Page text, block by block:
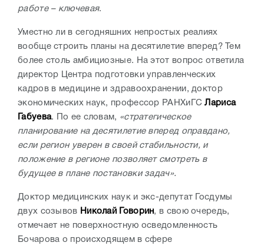
работе – ключевая.
Уместно ли в сегодняшних непростых реалиях
вообще строить планы на десятилетие вперед? Тем
более столь амбициозные. На этот вопрос ответила
директор Центра подготовки управленческих
кадров в медицине и здравоохранении, доктор
экономических наук, профессор РАНХиГСЛариса
Габуева. По ее словам, «стратегическое
планирование на десятилетие вперед оправдано,
если регион уверен в своей стабильности, и
положение в регионе позволяет смотреть в
будущее в плане постановки задач».
Доктор медицинских наук и экс-депутат Госдумы
двух созывов Николай Говорин, в свою очередь,
отмечает не поверхностную осведомленность
Бочарова о происходящем в сфере